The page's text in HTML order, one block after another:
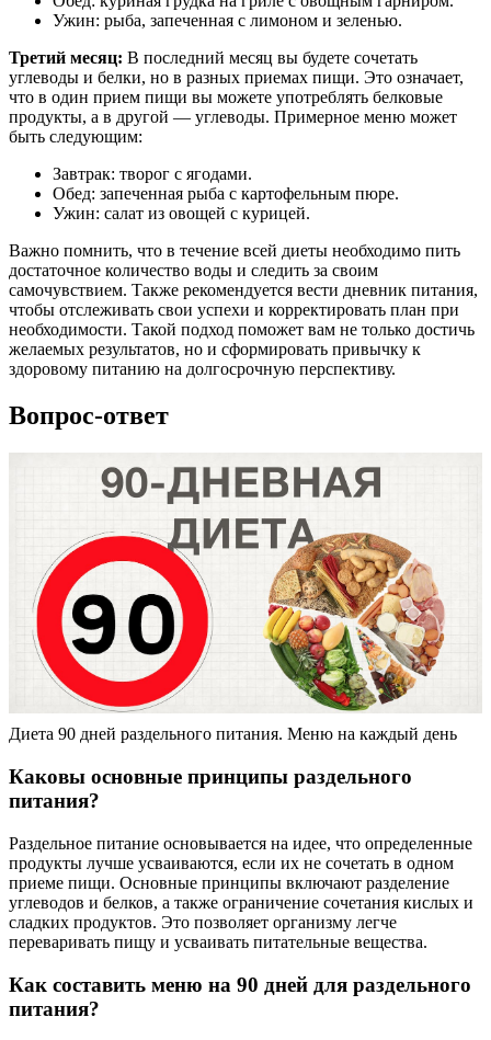
Ужин: рыба, запеченная с лимоном и зеленью.
Третий месяц: В последний месяц вы будете сочетать
углеводы и белки, но в разных приемах пищи. Это означает,
что в один прием пищи вы можете употреблять белковые
продукты, а в другой — углеводы. Примерное меню может
быть следующим:
Завтрак: творог с ягодами.
Обед: запеченная рыба с картофельным пюре.
Ужин: салат из овощей с курицей.
Важно помнить, что в течение всей диеты необходимо пить
достаточное количество воды и следить за своим
самочувствием. Также рекомендуется вести дневник питания,
чтобы отслеживать свои успехи и корректировать план при
необходимости. Такой подход поможет вам не только достичь
желаемых результатов, но и сформировать привычку к
здоровому питанию на долгосрочную перспективу.
Вопрос-ответ
Диета 90 дней раздельного питания. Меню на каждый день
Каковы основные принципы раздельного
питания?
Раздельное питание основывается на идее, что определенные
продукты лучше усваиваются, если их не сочетать в одном
приеме пищи. Основные принципы включают разделение
углеводов и белков, а также ограничение сочетания кислых и
сладких продуктов. Это позволяет организму легче
переваривать пищу и усваивать питательные вещества.
Как составить меню на 90 дней для раздельного
питания?